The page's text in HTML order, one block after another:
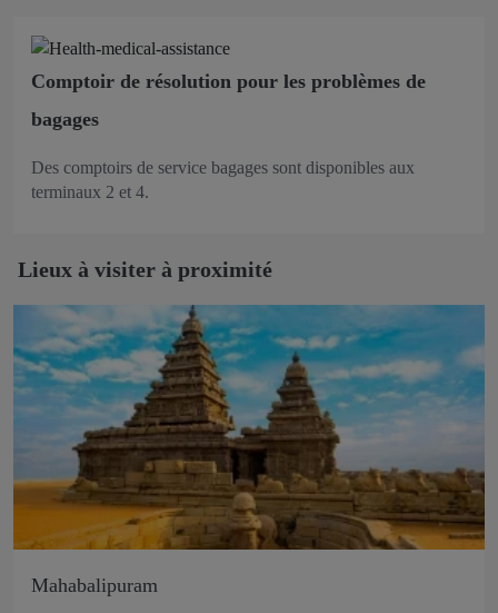
Comptoir de résolution pour les problèmes de
bagages
Des comptoirs de service bagages sont disponibles aux
terminaux 2 et 4.
Lieux à visiter à proximité
Mahabalipuram